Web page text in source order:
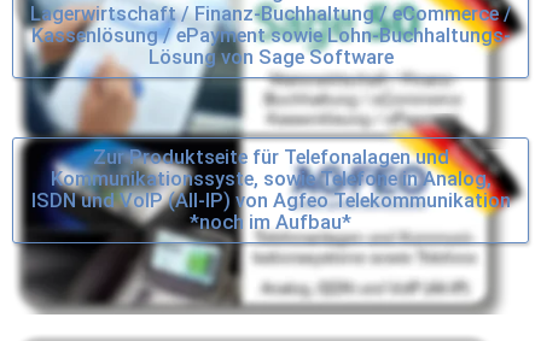
Lagerwirtschaft / Finanz-Buchhaltung / eCommerce /
Kassenlösung / ePayment sowie Lohn-Buchhaltungs-
Lösung von Sage Software
Zur Produktseite für Telefonalagen und
Kommunikationssyste, sowie Telefone in Analog,
ISDN und VoIP (All-IP) von Agfeo Telekommunikation
*noch im Aufbau*